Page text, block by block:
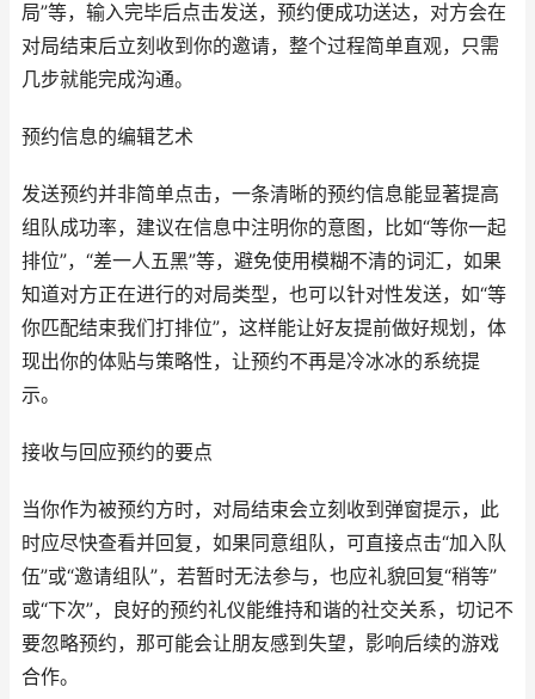
局”等，输入完毕后点击发送，预约便成功送达，对方会在
对局结束后立刻收到你的邀请，整个过程简单直观，只需
几步就能完成沟通。
预约信息的编辑艺术
发送预约并非简单点击，一条清晰的预约信息能显著提高
组队成功率，建议在信息中注明你的意图，比如“等你一起
排位”，“差一人五黑”等，避免使用模糊不清的词汇，如果
知道对方正在进行的对局类型，也可以针对性发送，如“等
你匹配结束我们打排位”，这样能让好友提前做好规划，体
现出你的体贴与策略性，让预约不再是冷冰冰的系统提
示。
接收与回应预约的要点
当你作为被预约方时，对局结束会立刻收到弹窗提示，此
时应尽快查看并回复，如果同意组队，可直接点击“加入队
伍”或“邀请组队”，若暂时无法参与，也应礼貌回复“稍等”
或“下次”，良好的预约礼仪能维持和谐的社交关系，切记不
要忽略预约，那可能会让朋友感到失望，影响后续的游戏
合作。